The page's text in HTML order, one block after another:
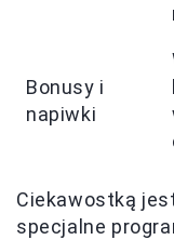
Bonusy i
napiwki
Ciekawostką
specjalne